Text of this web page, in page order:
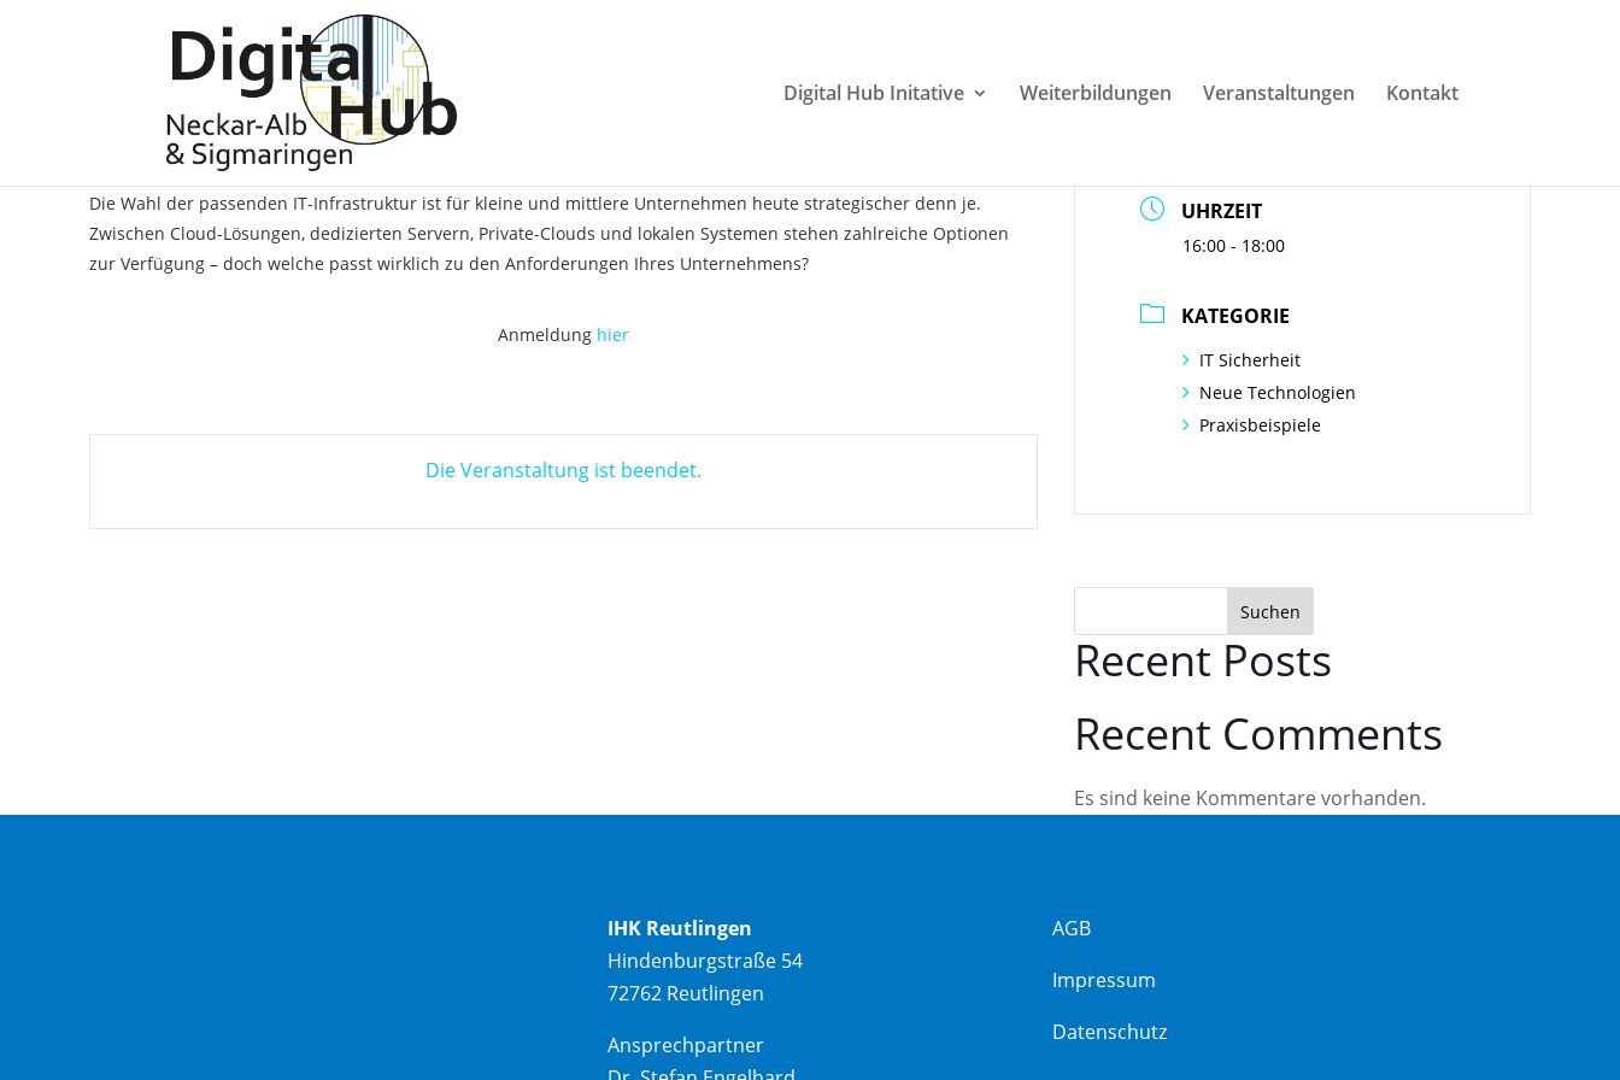
Digital Hub Initative Weiterbildungen Veranstaltungen Kontakt
Onlineveranstaltung – Cloud oder Server – Welche
Lösung passt besser zu Ihrem KMU?
Die Wahl der passenden IT-Infrastruktur ist für kleine und mittlere Unternehmen heute strategischer denn je.
Zwischen Cloud-Lösungen, dedizierten Servern, Private-Clouds und lokalen Systemen stehen zahlreiche Optionen
zur Verfügung – doch welche passt wirklich zu den Anforderungen Ihres Unternehmens?
Anmeldung hier
Die Veranstaltung ist beendet.
DATUM
25.09.2025
UHRZEIT
16:00 - 18:00
KATEGORIE
IT Sicherheit
Neue Technologien
Praxisbeispiele
Suchen
Recent Posts
Recent Comments
Es sind keine Kommentare vorhanden.
IHK Reutlingen
Hindenburgstraße 54
72762 Reutlingen
Ansprechpartner
AGB
Impressum
Datenschutz